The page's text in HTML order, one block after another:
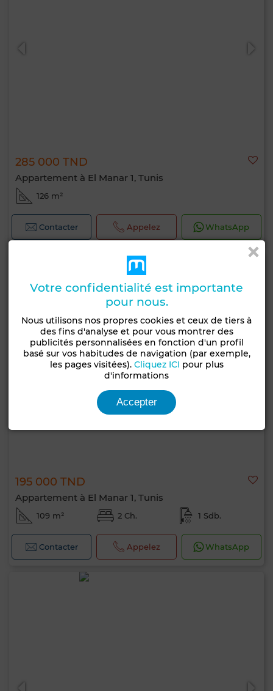
285 000 TND
Appartement à El Manar 1, Tunis
126 m²
Contacter Appelez WhatsApp
195 000 TND
Appartement à El Manar 1, Tunis
109 m² 2 Ch. 1 Sdb.
Contacter Appelez WhatsApp
Votre confidentialité est importante
pour nous.
Nous utilisons nos propres cookies et ceux de tiers à
des fins d'analyse et pour vous montrer des
publicités personnalisées en fonction d'un profil
basé sur vos habitudes de navigation (par exemple,
les pages visitées). Cliquez ICI pour plus
d'informations
Accepter